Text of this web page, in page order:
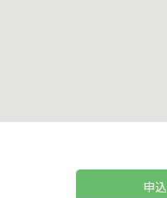
申込